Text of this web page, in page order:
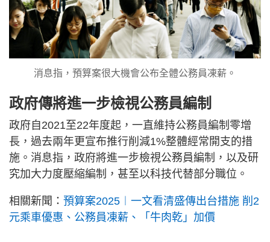
消息指，預算案很大機會公布全體公務員凍薪。
政府傳將進一步檢視公務員編制
政府自2021至22年度起，一直維持公務員編制零增
長，過去兩年更宣布推行削減1%整體經常開支的措
施。消息指，政府將進一步檢視公務員編制，以及研
究加大力度壓縮編制，甚至以科技代替部分職位。
相關新聞： 預算案2025︱一文看清盛傳出台措施 削2
元乘車優惠、公務員凍薪、「牛肉乾」加價